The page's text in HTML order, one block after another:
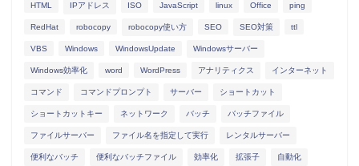
HTML IPアドレス ISO JavaScript linux Office ping
RedHat robocopy robocopy使い方 SEO SEO対策 ttl
VBS Windows WindowsUpdate Windowsサーバー
Windows効率化 word WordPress アナリティクス インターネット
コマンド コマンドプロンプト サーバー ショートカット
ショートカットキー ネットワーク バッチ バッチファイル
ファイルサーバー ファイル名を指定して実行 レンタルサーバー
便利なバッチ 便利なバッチファイル 効率化 拡張子 自動化